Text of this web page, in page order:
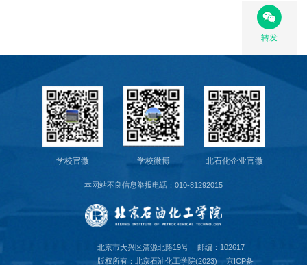
转发
学校官微 学校微博 北石化企业官微
本网站不良信息举报电话：010-81292015
北京市大兴区清源北路19号
邮编：102617
版权所有：北京石油化工学院(2023)
京ICP备